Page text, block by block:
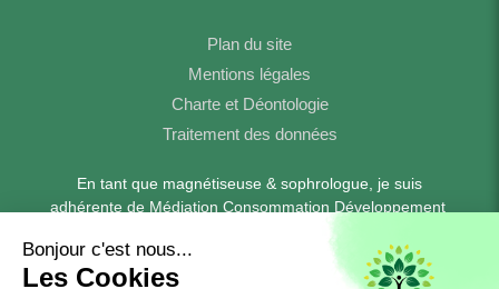
Plan du site
Mentions légales
Charte et Déontologie
Traitement des données
En tant que magnétiseuse & sophrologue, je suis
adhérente de Médiation Consommation Développement
Pour les séances à domicile, je me déplace surBoulogne-